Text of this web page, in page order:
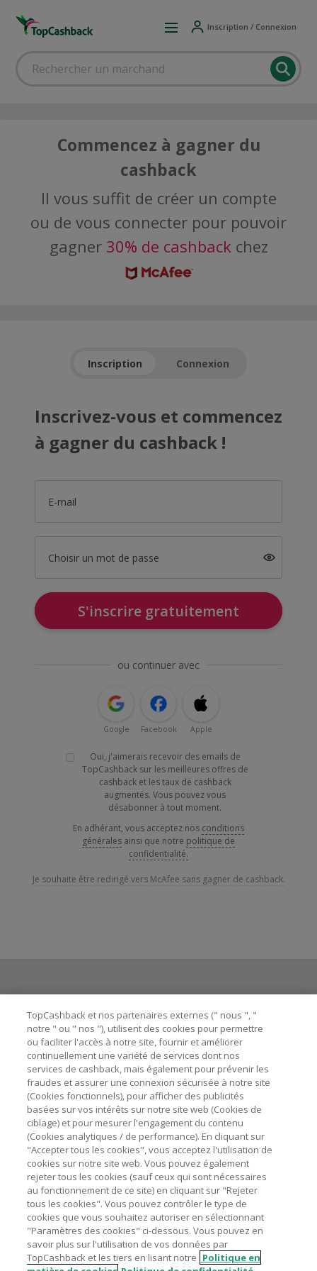
Inscription / Connexion
Commencez à gagner du
cashback
Il vous suffit de créer un compte
ou de vous connecter pour pouvoir
gagner 30% de cashbackchez
Inscription Connexion
Inscrivez-vous et commencez
à gagner du cashback !
E-mail
Choisir un mot de passe
S'inscrire gratuitement
ou continuer avec
Google Facebook Apple
Oui, j'aimerais recevoir des emails de
TopCashback sur les meilleures offres de
cashback et les taux de cashback
augmentés. Vous pouvez vous
désabonner à tout moment.
En adhérant, vous acceptez nos conditions
générales ainsi que notre politique de
confidentialité.
Je souhaite être redirigé vers McAfee sans gagner de cashback.
Besoin d'aide ?
Astuces pour économiser
A propos de
Contactez-nous
Mentions légales
Nos sites UK US CN JP DE AU
TopCashback et nos partenaires externes (" nous ", "
notre " ou " nos "), utilisent des cookies pour permettre
ou faciliter l'accès à notre site, fournir et améliorer
continuellement une variété de services dont nos
services de cashback, mais également pour prévenir les
fraudes et assurer une connexion sécurisée à notre site
(Cookies fonctionnels), pour afficher des publicités
basées sur vos intérêts sur notre site web (Cookies de
ciblage) et pour mesurer l'engagement du contenu
(Cookies analytiques / de performance). En cliquant sur
"Accepter tous les cookies", vous acceptez l'utilisation de
cookies sur notre site web. Vous pouvez également
rejeter tous les cookies (sauf ceux qui sont nécessaires
au fonctionnement de ce site) en cliquant sur "Rejeter
tous les cookies". Vous pouvez contrôler le type de
cookies que vous souhaitez autoriser en sélectionnant
"Paramètres des cookies" ci-dessous. Vous pouvez en
savoir plus sur l'utilisation de vos données par
TopCashback et les tiers en lisant notre Politique en